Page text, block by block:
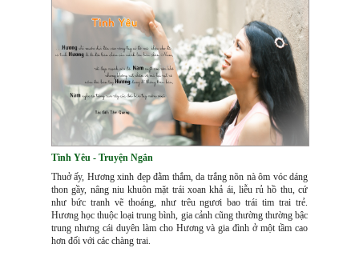
Tình Yêu - Truyện Ngắn
Thuở ấy, Hương xinh đẹp đằm thắm, da trắng nõn nà ôm vóc dáng
thon gầy, nâng niu khuôn mặt trái xoan khả ái, liễu rủ hồ thu, cứ
như bức tranh vẽ thoáng, như trêu ngươi bao trái tim trai trẻ.
Hương học thuộc loại trung bình, gia cảnh cũng thường thường bậc
trung nhưng cái duyên làm cho Hương và gia đình ở một tầm cao
hơn đối với các chàng trai.